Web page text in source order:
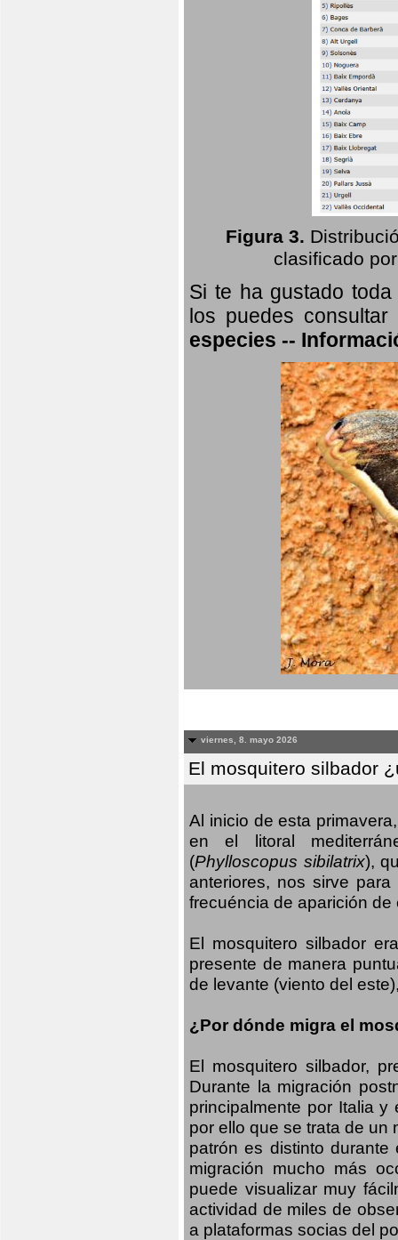
Figura 3.
clasificado
Si te ha gustado
los puedes
especies --
viernes, 8. mayo 2026
El mosquitero silbador
Al inicio de esta
en el litoral
(Phylloscopus sibilatrix),
anteriores, nos sirve
frecuéncia de aparición
El mosquitero silbador
presente de manera
de levante (viento del
¿Por dónde migra el
El mosquitero silbador,
Durante la migración
principalmente por Italia
por ello que se trata de un
patrón es distinto
migración mucho más
puede visualizar muy
actividad de miles de
a plataformas socias del